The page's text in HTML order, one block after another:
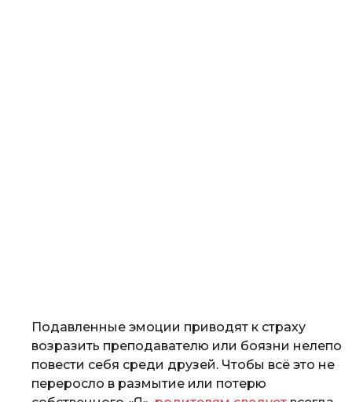
Подавленные эмоции приводят к страху
возразить преподавателю или боязни нелепо
повести себя среди друзей. Чтобы всё это не
переросло в размытие или потерю